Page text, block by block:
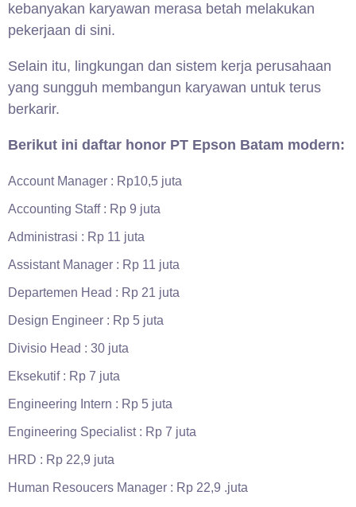
kebanyakan karyawan merasa betah melakukan
pekerjaan di sini.
Selain itu, lingkungan dan sistem kerja perusahaan
yang sungguh membangun karyawan untuk terus
berkarir.
Berikut ini daftar honor PT Epson Batam modern:
Account Manager : Rp10,5 juta
Accounting Staff : Rp 9 juta
Administrasi : Rp 11 juta
Assistant Manager : Rp 11 juta
Departemen Head : Rp 21 juta
Design Engineer : Rp 5 juta
Divisio Head : 30 juta
Eksekutif : Rp 7 juta
Engineering Intern : Rp 5 juta
Engineering Specialist : Rp 7 juta
HRD : Rp 22,9 juta
Human Resoucers Manager : Rp 22,9 .juta